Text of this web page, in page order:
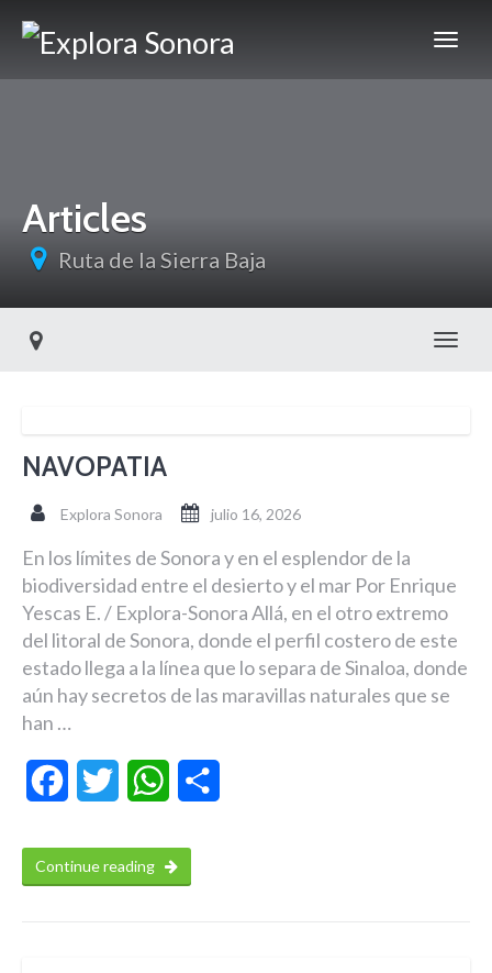
Articles
Ruta de la Sierra Baja
NAVOPATIA
Explora Sonora julio 16, 2026
En los límites de Sonora y en el esplendor de la
biodiversidad entre el desierto y el mar Por Enrique
Yescas E. / Explora-Sonora Allá, en el otro extremo
del litoral de Sonora, donde el perfil costero de este
estado llega a la línea que lo separa de Sinaloa, donde
aún hay secretos de las maravillas naturales que se
han …
FacebookTwitter WhatsApp
Continue reading